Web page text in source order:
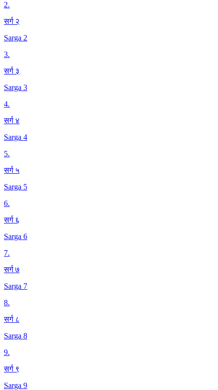
2.
सर्ग २
Sarga 2
3.
सर्ग ३
Sarga 3
4.
सर्ग ४
Sarga 4
5.
सर्ग ५
Sarga 5
6.
सर्ग ६
Sarga 6
7.
सर्ग ७
Sarga 7
8.
सर्ग ८
Sarga 8
9.
सर्ग ९
Sarga 9